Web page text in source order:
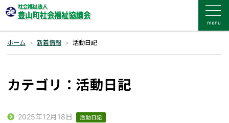
menu
ホーム 新着情報 活動日記
カテゴリ：活動日記
2025年12月18日 活動日記